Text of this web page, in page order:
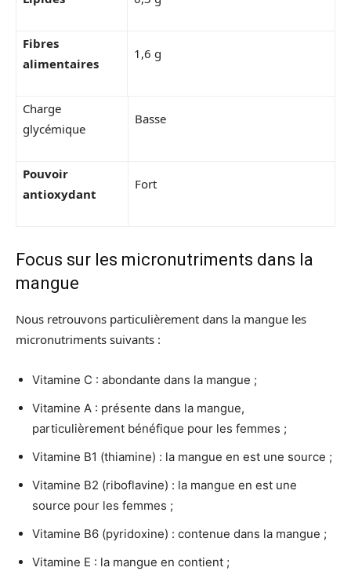
Fibres
alimentaires
1,6 g
Charge
glycémique
Basse
Pouvoir
antioxydant
Fort
Focus sur les micronutriments dans la
mangue
Nous retrouvons particulièrement dans la mangue les
micronutriments suivants :
Vitamine C : abondante dans la mangue ;
Vitamine A : présente dans la mangue,
particulièrement bénéfique pour les femmes ;
Vitamine B1 (thiamine) : la mangue en est une source ;
Vitamine B2 (riboflavine) : la mangue en est une
source pour les femmes ;
Vitamine B6 (pyridoxine) : contenue dans la mangue ;
Vitamine E : la mangue en contient ;